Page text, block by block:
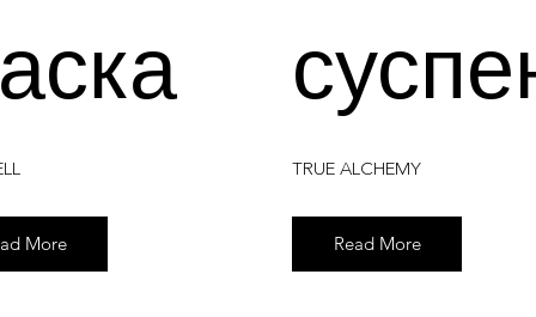
More
TRUE ALCHEMY
Read More